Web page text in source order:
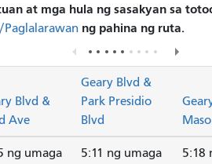
at mga hula ng sasakyan sa
ng pahina ng ruta.
Blvd &
Ave
Geary Blvd &
Park Presidio
Blvd
ng umaga 5:11 ng umaga 5:18